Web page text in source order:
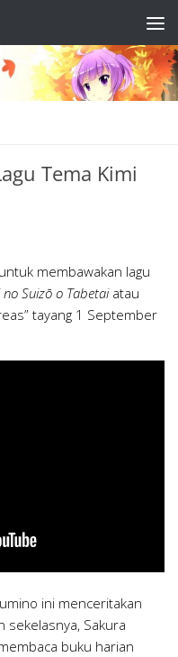
Tema Kimi
membawakan lagu
no Suizō o Tabetaiatau
tayang 1 September
ini menceritakan
Sakura
buku harian